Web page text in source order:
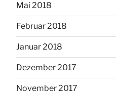
Mai 2018
Februar 2018
Januar 2018
Dezember 2017
November 2017